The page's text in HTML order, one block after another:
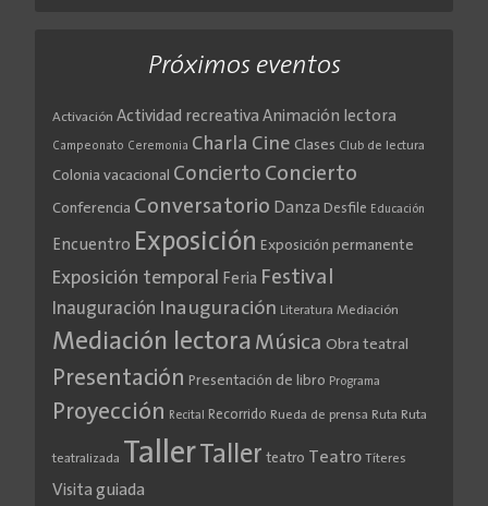
Próximos eventos
Activación Actividad recreativa Animación lectora
Campeonato Ceremonia Charla Cine Clases Club de lectura
Colonia vacacional Concierto Concierto
Conferencia Conversatorio Danza Desfile Educación
Encuentro Exposición Exposición permanente
Exposición temporal Feria Festival
Inauguración Inauguración Literatura Mediación
Mediación lectora Música Obra teatral
Presentación Presentación de libro Programa
Proyección Recital Recorrido Rueda de prensa Ruta Ruta
teatralizada TallerTaller teatro Teatro Títeres
Visita guiada